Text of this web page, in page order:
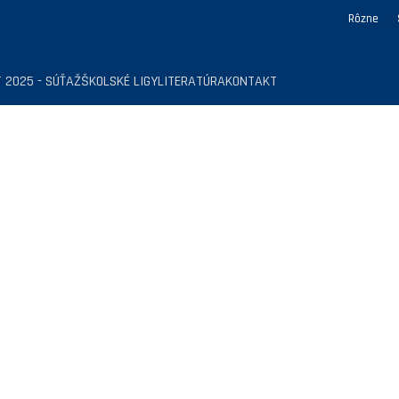
Rôzne
2025 - SÚŤAŽŠKOLSKÉ LIGYLITERATÚRAKONTAKT